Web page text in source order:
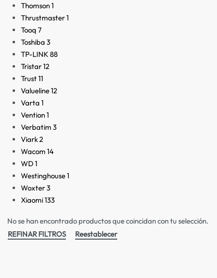
Thomson1
Thrustmaster1
Tooq 7
Toshiba 3
TP-LINK 88
Tristar12
Trust11
Valueline12
Varta 1
Vention1
Verbatim 3
Viark2
Wacom 14
WD1
Westinghouse1
Woxter3
Xiaomi133
No se han encontrado productos que coincidan con tu selección.
REFINAR FILTROS
Reestablecer